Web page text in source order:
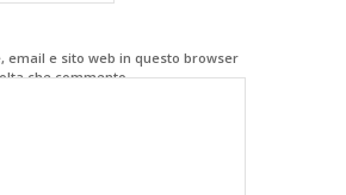
email e sito web in questo browser
che commento.